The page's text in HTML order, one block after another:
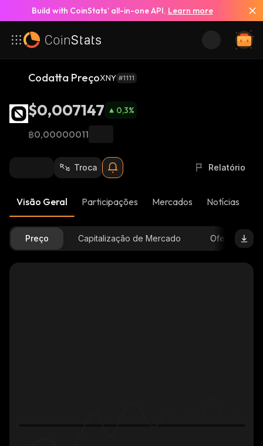
Build with CoinStats’ all-in-one API. Learn more
Codatta PreçoXNY #1111
$0,007147 0,3%
฿0,00000011
Troca Relatório
Visão Geral Participações Mercados Notícias
Preço Capitalização de Mercado Oferta